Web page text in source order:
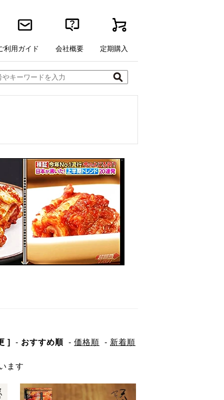
] - おすすめ順 - 価格順 - 新着順
ます